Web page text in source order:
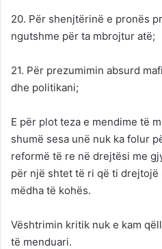
20. Për shenjtërinë e pronës
ngutshme për ta mbrojtur atë;
21. Për prezumimin absurd
dhe politikani;
E për plot teza e mendime të
shumë sesa unë nuk ka folur
reformë të re në drejtësi me
për një shtet të ri që ti
mëdha të kohës.
Vështrimin kritik nuk e kam
të menduari.